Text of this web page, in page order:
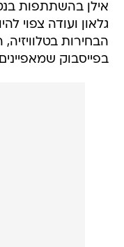
אילן בהשתתפות
גלאון ועודה צפוי
הבחירות
בפייסבוק